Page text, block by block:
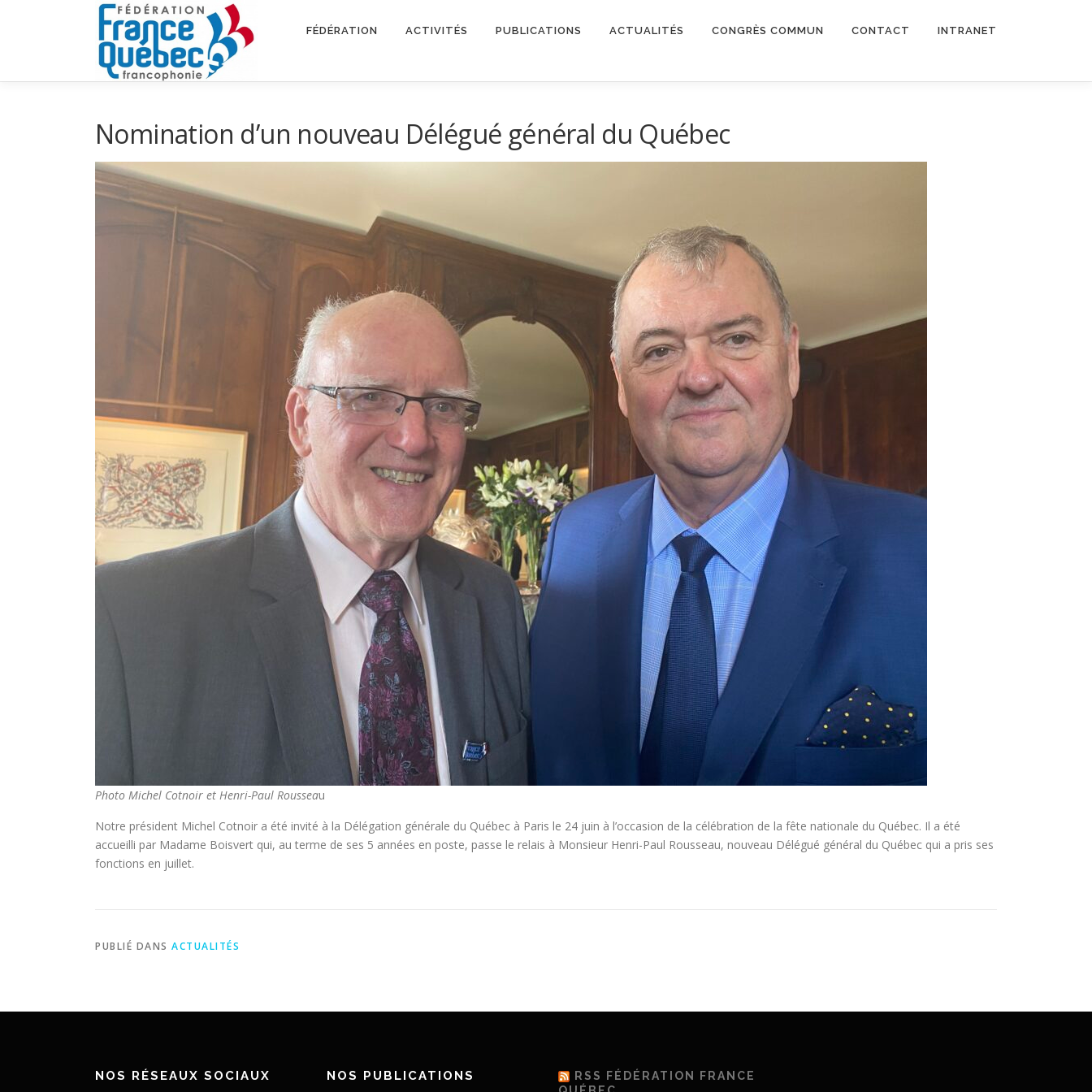
FÉDÉRATION ACTIVITÉS PUBLICATIONS ACTUALITÉS CONGRÈS COMMUN CONTACT INTRANET
Nomination d’un nouveau Délégué général du Québec
Photo Michel Cotnoir et Henri-Paul Rousseau
Notre président Michel Cotnoir a été invité à la Délégation générale du Québec à Paris le 24 juin à l’occasion de la célébration de la fête nationale du Québec. Il a été
accueilli par Madame Boisvert qui, au terme de ses 5 années en poste, passe le relais à Monsieur Henri-Paul Rousseau, nouveau Délégué général du Québec qui a pris ses
fonctions en juillet.
PUBLIÉ DANS ACTUALITÉS
NOS RÉSEAUX SOCIAUX NOS PUBLICATIONS
RSS FÉDÉRATION FRANCE